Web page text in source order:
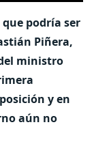
podría ser
Piñera,
ministro
y en
aún no